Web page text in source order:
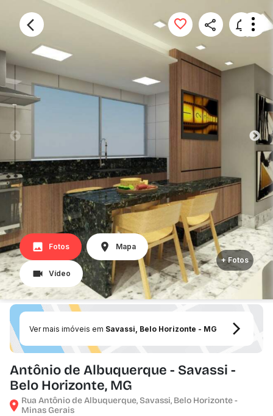
Fotos Mapa
Vídeo
+ Fotos
Ver mais imóveis em Savassi, Belo Horizonte - MG
Antônio de Albuquerque - Savassi -
Belo Horizonte, MG
Rua Antônio de Albuquerque, Savassi, Belo Horizonte -
Minas Gerais